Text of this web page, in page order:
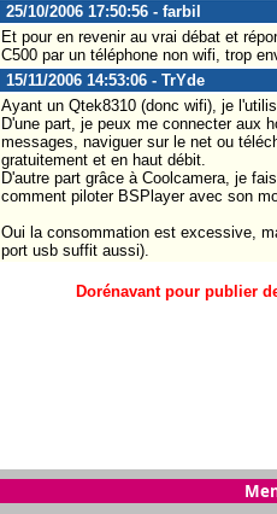
25/10/2006 17:50:56 - farbil
Et pour en revenir au vrai débat et
C500 par un téléphone non wifi, trop
15/11/2006 14:53:06 - TrYde
Ayant un Qtek8310 (donc wifi), je
D'une part, je peux me connecter aux
messages, naviguer sur le net ou
gratuitement et en haut débit.
D'autre part grâce à Coolcamera, je
comment piloter BSPlayer avec son
Oui la consommation est excessive,
port usb suffit aussi).
Dorénavant pour publier